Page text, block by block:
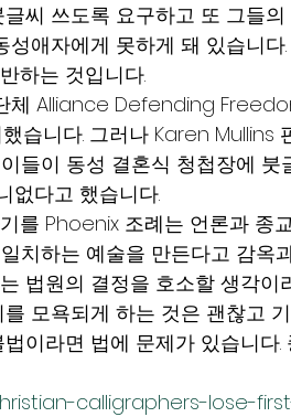
씨 쓰도록 요구하고 또 그들
애자에게 못하게 돼 있습니다
하는 것입니다.
체 Alliance Defending
습니다. 그러나 Karen Mullins
들이 동성 결혼식 청첩장에 붓
없다고 했습니다.
를 Phoenix 조례는 언론과 종
치하는 예술을 만든다고 감옥
법원의 결정을 호소할 생각이
모욕되게 하는 것은 괜찮고
이라면 법에 문제가 있습니다.
calligraphers-lose-